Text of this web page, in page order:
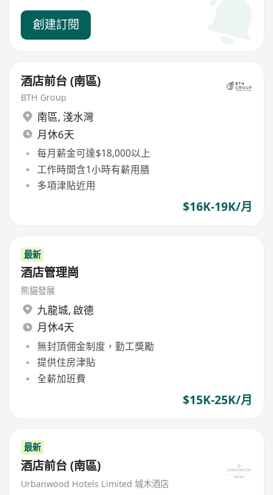
創建訂閱
酒店前台 (南區)
BTH Group
南區, 淺水灣
月休6天
每月薪金可達$18,000以上
工作時間含1小時有薪用膳
多項津貼近用
$16K-19K/月
最新
酒店管理崗
熊貓發展
九龍城, 啟德
月休4天
無封頂佣金制度，勤工獎勵
提供住房津貼
全薪加班費
$15K-25K/月
最新
酒店前台 (南區)
Urbanwood Hotels Limited 城木酒店